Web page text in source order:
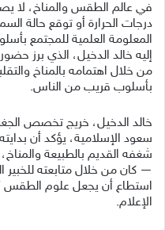
في عالم الطقس والمناخ، لا
درجات الحرارة أو توقع حالة
المعلومة العلمية للمجتمع
إليه خالد الدخيل، الذي برز
من خلال اهتمامه بالمناخ
بأسلوب قريب من الناس.
خالد الدخيل، خريج تخصص
سعود الإسلامية، يؤكد أن
شغفه القديم بالطبيعة
— كان من خلال متابعته
استطاع أن يجعل علوم الطقس
الإعلام.